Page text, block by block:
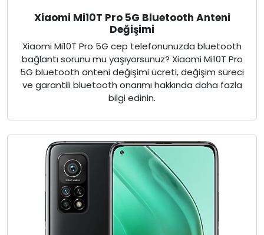
Xiaomi Mi10T Pro 5G Bluetooth Anteni
Değişimi
Xiaomi Mi10T Pro 5G cep telefonunuzda bluetooth
bağlantı sorunu mu yaşıyorsunuz? Xiaomi Mi10T Pro
5G bluetooth anteni değişimi ücreti, değişim süreci
ve garantili bluetooth onarımı hakkında daha fazla
bilgi edinin.